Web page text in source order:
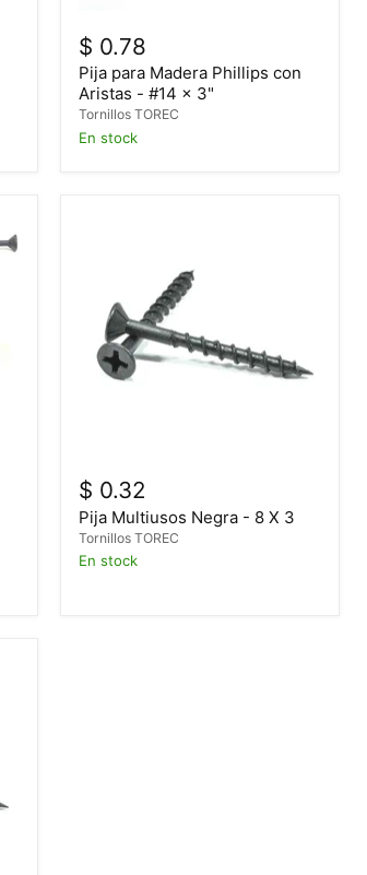
$ 0.78
Pija para Madera Phillips con
Aristas - #14 x 3"
Tornillos TOREC
En stock
$ 0.32
Pija Multiusos Negra - 8 X 3
Tornillos TOREC
En stock